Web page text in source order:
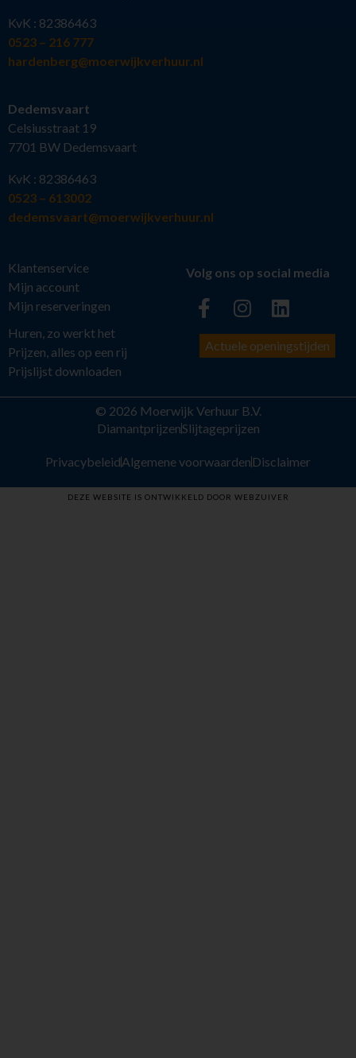
KvK : 82386463
0523 – 216 777
hardenberg@moerwijkverhuur.nl
Dedemsvaart
Celsiusstraat 19
7701 BW Dedemsvaart
KvK : 82386463
0523 – 613002
dedemsvaart@moerwijkverhuur.nl
Klantenservice
Mijn account
Mijn reserveringen
Huren, zo werkt het
Prijzen, alles op een rij
Prijslijst downloaden
Volg ons op social media
Actuele openingstijden
© 2026 Moerwijk Verhuur B.V.
DiamantprijzenSlijtageprijzen
PrivacybeleidAlgemene voorwaarden Disclaimer
DEZE WEBSITE IS ONTWIKKELD DOOR WEBZUIVER